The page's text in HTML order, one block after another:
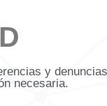
y
necesaria.